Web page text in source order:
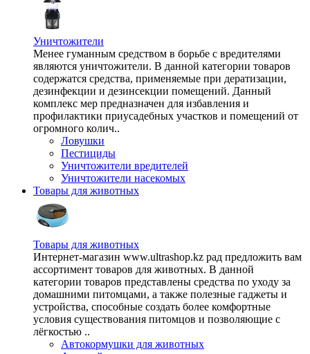
Уничтожители
Менее гуманным средством в борьбе с вредителями
являются уничтожители. В данной категории товаров
содержатся средства, применяемые при дератизации,
дезинфекции и дезинсекции помещений. Данный
комплекс мер предназначен для избавления и
профилактики приусадебных участков и помещений от
огромного колич..
Ловушки
Пестициды
Уничтожители вредителей
Уничтожители насекомых
Товары для животных
Товары для животных
Интернет-магазин www.ultrashop.kz рад предложить вам
ассортимент товаров для животных. В данной
категории товаров представлены средства по уходу за
домашними питомцами, а также полезные гаджеты и
устройства, способные создать более комфортные
условия существования питомцов и позволяющие с
лёгкостью ..
Автокормушки для животных